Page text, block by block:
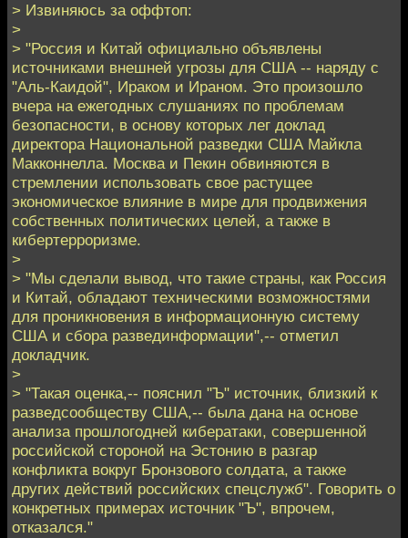
> Извиняюсь за оффтоп:
>
> "Россия и Китай официально объявлены
источниками внешней угрозы для США -- наряду с
"Аль-Каидой", Ираком и Ираном. Это произошло
вчера на ежегодных слушаниях по проблемам
безопасности, в основу которых лег доклад
директора Национальной разведки США Майкла
Макконнелла. Москва и Пекин обвиняются в
стремлении использовать свое растущее
экономическое влияние в мире для продвижения
собственных политических целей, а также в
кибертерроризме.
>
> "Мы сделали вывод, что такие страны, как Россия
и Китай, обладают техническими возможностями
для проникновения в информационную систему
США и сбора развединформации",-- отметил
докладчик.
>
> "Такая оценка,-- пояснил "Ъ" источник, близкий к
разведсообществу США,-- была дана на основе
анализа прошлогодней кибератаки, совершенной
российской стороной на Эстонию в разгар
конфликта вокруг Бронзового солдата, а также
других действий российских спецслужб". Говорить о
конкретных примерах источник "Ъ", впрочем,
отказался."